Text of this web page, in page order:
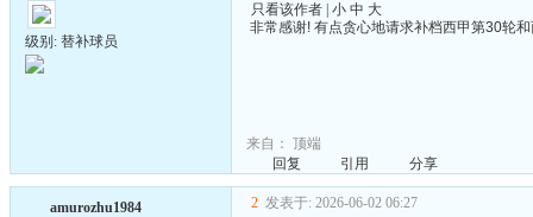
级别: 替补球员
只看该作者 小 中 大
非常感谢! 有点贪心地请求补档西甲第30轮
来自： 顶端
回复
引用 分享
amurozhu1984 2 发表于: 2026-06-02 06:27